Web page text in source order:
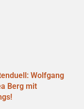
Wolfgang
Berg mit